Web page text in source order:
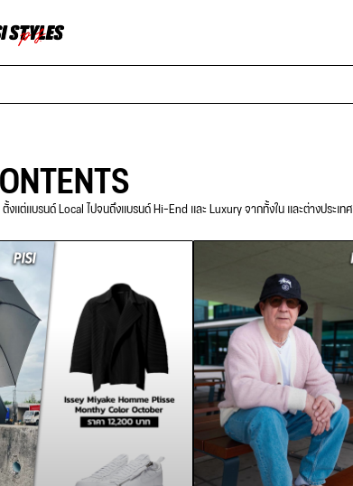
แต่แบรนด์ Local ไปจนถึงแบรนด์ Hi-End และ Luxury จากทั้งใน และต่างประเทศ